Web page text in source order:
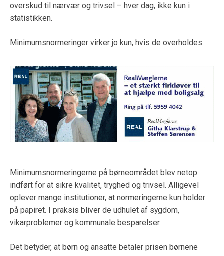
overskud til nærvær og trivsel – hver dag, ikke kun i
statistikken.
Minimumsnormeringer virker jo kun, hvis de overholdes.
Minimumsnormeringerne på børneområdet blev netop
indført for at sikre kvalitet, tryghed og trivsel. Alligevel
oplever mange institutioner, at normeringerne kun holder
på papiret. I praksis bliver de udhulet af sygdom,
vikarproblemer og kommunale besparelser.
Det betyder, at børn og ansatte betaler prisen børnene